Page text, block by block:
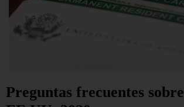
Preguntas frecuentes